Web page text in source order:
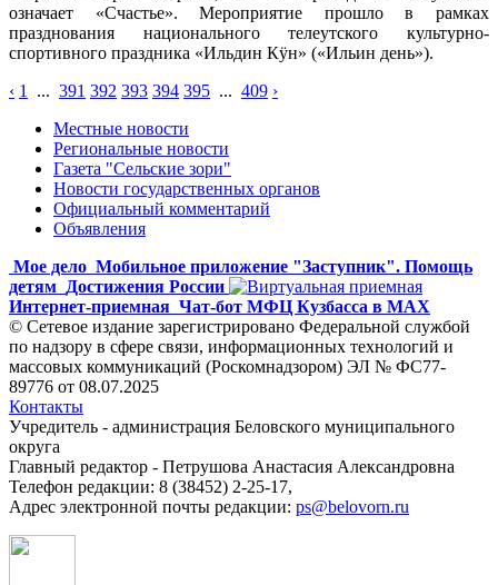
означает «Счастье». Мероприятие прошло в рамках
празднования национального телеутского культурно-
спортивного праздника «Ильдин Кӱн» («Ильин день»).
‹ 1 ... 391 392 393 394 395 ... 409 ›
Местные новости
Региональные новости
Газета "Сельские зори"
Новости государственных органов
Официальный комментарий
Объявления
Мое дело Мобильное приложение "Заступник". Помощь
детям Достижения России
Интернет-приемная Чат-бот МФЦ Кузбасса в MAX
© Сетевое издание зарегистрировано Федеральной службой
по надзору в сфере связи, информационных технологий и
массовых коммуникаций (Роскомнадзором) ЭЛ № ФС77-
89776 от 08.07.2025
Контакты
Учредитель - администрация Беловского муниципального
округа
Главный редактор - Петрушова Анастасия Александровна
Телефон редакции: 8 (38452) 2-25-17,
Адрес электронной почты редакции: ps@belovorn.ru